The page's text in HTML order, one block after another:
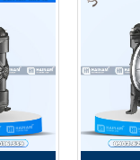
chất lỏng khó tính
Với cấu trúc
hóa chất cao
và hiệu suất ổn
công nghiệp đòi